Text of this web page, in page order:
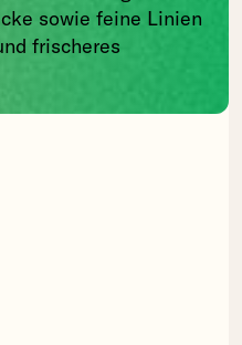
sowie feine Linien
frischeres